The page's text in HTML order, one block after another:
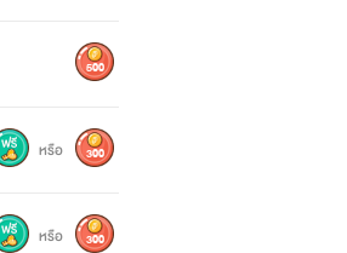
500
หรือ 300
หรือ 300